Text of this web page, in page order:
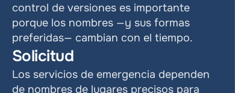
control de versiones es importante
porque los nombres —y sus formas
preferidas— cambian con el tiempo.
Solicitud
Los servicios de emergencia dependen
de nombres de lugares precisos para